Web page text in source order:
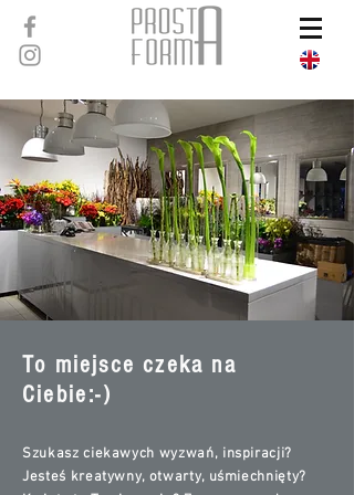
To miejsce czeka na
Ciebie:-)
Szukasz ciekawych wyzwań, inspiracji?
Jesteś kreatywny, otwarty, uśmiechnięty?